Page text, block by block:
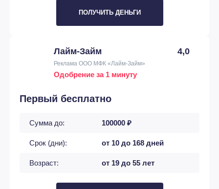
ПОЛУЧИТЬ ДЕНЬГИ
Лайм-Займ 4,0
Реклама ООО МФК «Лайм-Займ»
Одобрение за 1 минуту
Первый бесплатно
Сумма до: 100000 ₽
Срок (дни): от 10 до 168 дней
Возраст: от 19 до 55 лет